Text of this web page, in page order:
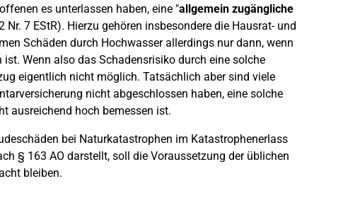
es unterlassen haben, eine "allgemein zugängliche
Nr. 7 EStR). Hierzu gehören insbesondere die Hausrat- und
Schäden durch Hochwasser allerdings nur dann, wenn
Wenn also das Schadensrisiko durch eine solche
eigentlich nicht möglich. Tatsächlich aber sind viele
nicht abgeschlossen haben, eine solche
ausreichend hoch bemessen ist.
bei Naturkatastrophen im Katastrophenerlass
§ 163 AO darstellt, soll die Voraussetzung der üblichen
bleiben.